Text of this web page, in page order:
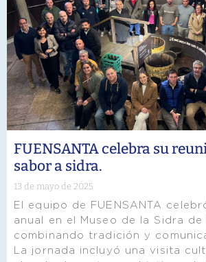
FUENSANTA celebra su
sabor a sidra.
13 de mayo de 2025
El equipo de FUENSANTA
anual en el Museo de la Sidra de
combinando tradición y
La jornada incluyó una visita